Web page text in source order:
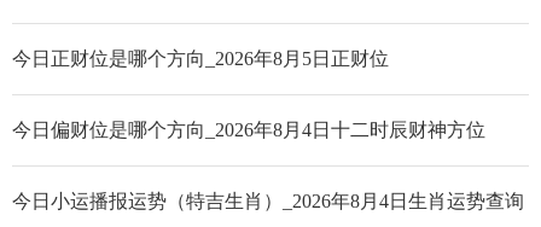
今日正财位是哪个方向_2026年8月5日正财位
今日偏财位是哪个方向_2026年8月4日十二时辰财神方位
今日小运播报运势（特吉生肖）_2026年8月4日生肖运势查询